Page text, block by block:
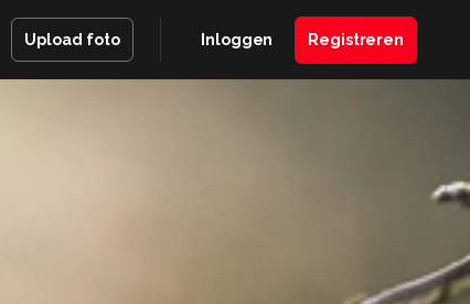
Upload foto Inloggen Registreren